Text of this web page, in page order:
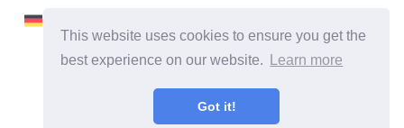
This website uses cookies to ensure you get the
best experience on our website.
Learn more
Got it!
2026 ©Learnaboutworld
Kaikki kategoriat